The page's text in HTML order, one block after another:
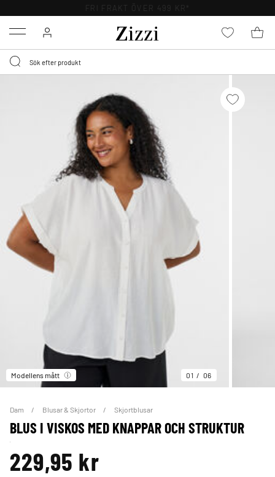
FRI FRAKT ÖVER 499 KR*
Menu
Modellens mått 01 06
Dam Blusar & Skjortor Skjortblusar
BLUS I VISKOS MED KNAPPAR OCH STRUKTUR
229,95 kr